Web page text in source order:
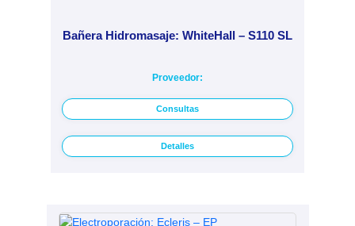
Bañera Hidromasaje: WhiteHall – S110 SL
Proveedor:
Consultas
Detalles